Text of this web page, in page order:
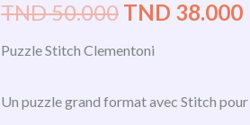
TND50.000 était :
TND
50.000.
TND 38.000
Puzzle Stitch Clementoni
Un puzzle grand format avec Stitch pour